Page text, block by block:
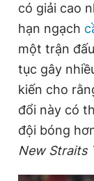
Đọc Thanh
Theo dõi báo trên
Hotline
có giải cao
hạn ngạch
một trận
tục gây
kiến cho
đổi này có
đội bóng
New Straits